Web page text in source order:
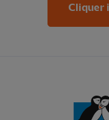
Cliquer